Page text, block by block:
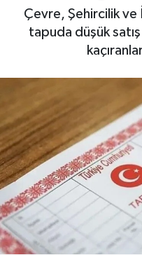
Çevre, Şehircilik ve
tapuda düşük
Boğazkale
Dodurga
Kargı
Laçin
Mecitözü
Oğuzlar
Tüm Manşetler
Son Dakika